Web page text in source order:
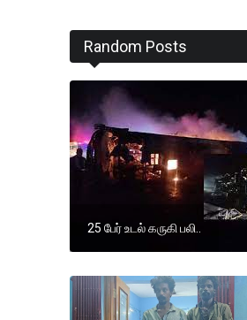
Random Posts
25 பேர் உடல் கருகி பலி..